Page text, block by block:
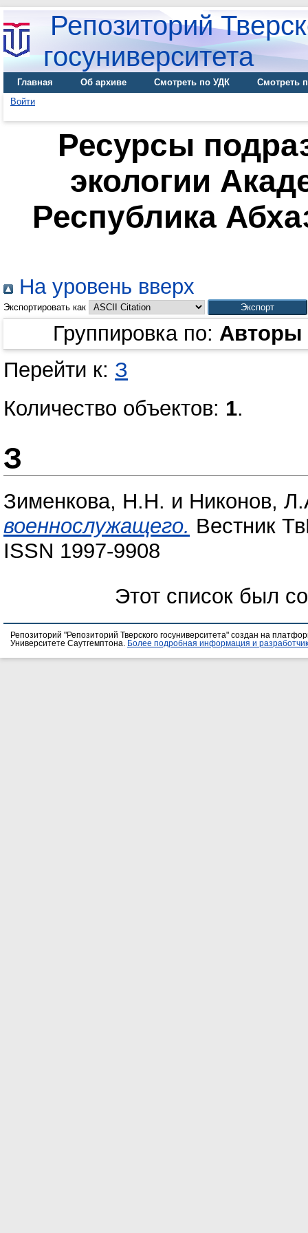
Репозиторий
госуниверситета
Главная Об архиве Смотреть по УДК
Смотреть
Войти
Ресурсы
экологии
Республика
На уровень вверх
Экспортировать как
Группировка по: Авторы
Перейти к: З
Количество объектов: 1.
З
Зименкова, Н.Н. и Никонов,
военнослужащего. Вестник
ISSN 1997-9908
Этот список был
Репозиторий "Репозиторий Тверского госуниверситета" создан на
Университете Саутгемптона.
Более подробная информация и